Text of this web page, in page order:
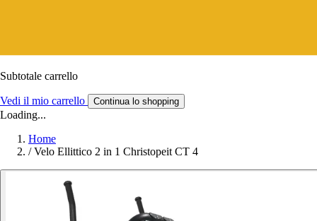
Subtotale carrello
Vedi il mio carrello Continua lo shopping
Loading...
Home
/ Velo Ellittico 2 in 1 Christopeit CT 4